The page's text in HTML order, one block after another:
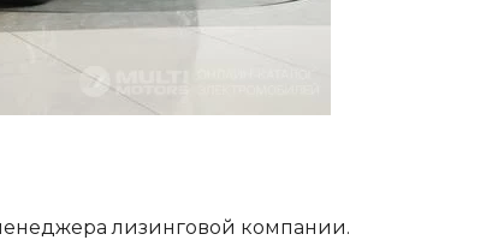
лизинговой компании.